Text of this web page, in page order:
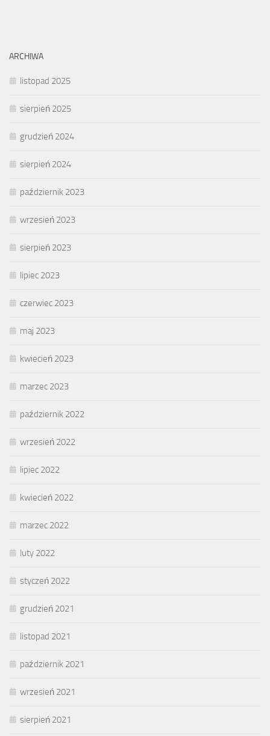
ARCHIWA
listopad 2025
sierpień 2025
grudzień 2024
sierpień 2024
październik 2023
wrzesień 2023
sierpień 2023
lipiec 2023
czerwiec 2023
maj 2023
kwiecień 2023
marzec 2023
październik 2022
wrzesień 2022
lipiec 2022
kwiecień 2022
marzec 2022
luty 2022
styczeń 2022
grudzień 2021
listopad 2021
październik 2021
wrzesień 2021
sierpień 2021